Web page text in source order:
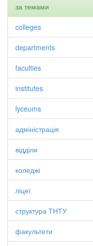
за темами
colleges
departments
faculties
institutes
lyceums
адміністрація
відділи
коледжі
ліцеї
структура ТНТУ
факультети